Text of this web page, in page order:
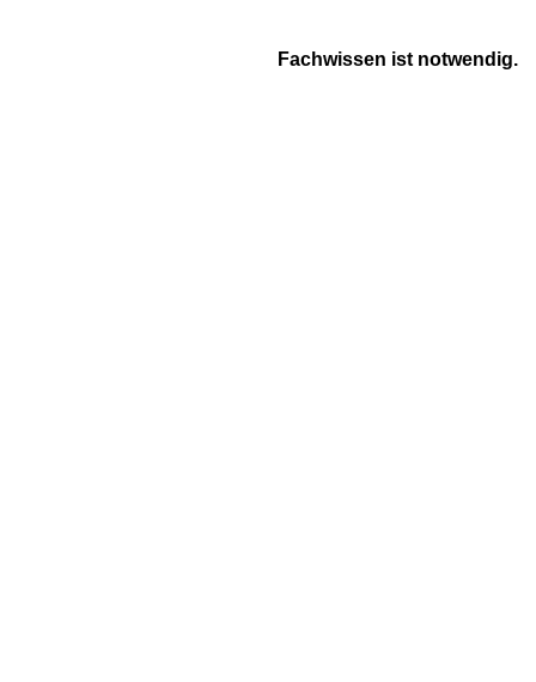
Fachwissen ist notwendig.